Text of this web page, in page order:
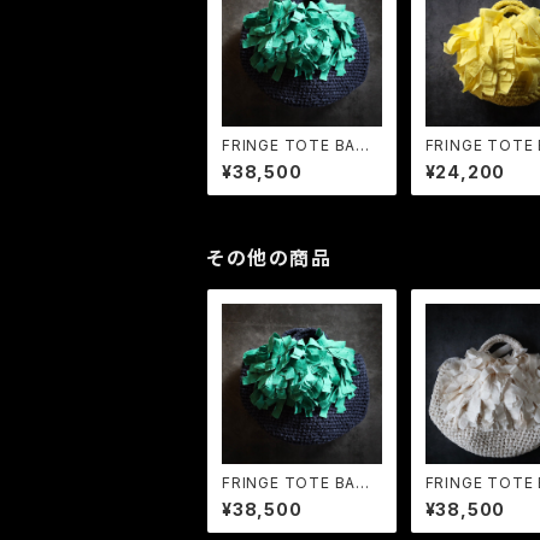
FRINGE TOTE BAG
L Dark Navy × Gr
een
¥38,500
FRINGE TOTE
MP Lemon
¥24,200
その他の商品
FRINGE TOTE BAG
L Dark Navy × Gr
een
¥38,500
FRINGE TOTE
L Ecru
¥38,500